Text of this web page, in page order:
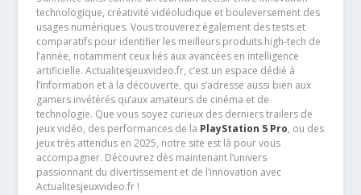
technologique, créativité vidéoludique et bouleversement des
usages numériques. Vous trouverez également des tests et
comparatifs pour identifier les meilleurs produits high-tech de
l’année, notamment ceux liés aux avancées en intelligence
artificielle. Actualitesjeuxvideo.fr, c’est un espace dédié à
l’information et à la découverte, qui s’adresse aussi bien aux
gamers invétérés qu’aux amateurs de cinéma et de
technologie. Que vous soyez curieux des derniers trailers de
jeux vidéo, des performances de la PlayStation 5 Pro, ou des
jeux très attendus en 2025, notre site est là pour vous
accompagner. Découvrez dès maintenant l’univers
passionnant du divertissement et de l’innovation avec
Actualitesjeuxvideo.fr !